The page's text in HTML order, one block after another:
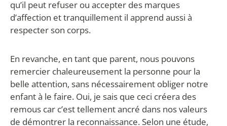
qu’il peut refuser ou accepter des marques
d’affection et tranquillement il apprend aussi à
respecter son corps.
En revanche, en tant que parent, nous pouvons
remercier chaleureusement la personne pour la
belle attention, sans nécessairement obliger notre
enfant à le faire. Oui, je sais que ceci créera des
remous car c’est tellement ancré dans nos valeurs
de démontrer la reconnaissance. Selon une étude,